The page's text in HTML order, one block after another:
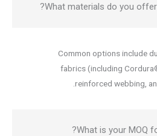
What materials do you
Common options include
fabrics (including
reinforced webbing,
What is your MOQ